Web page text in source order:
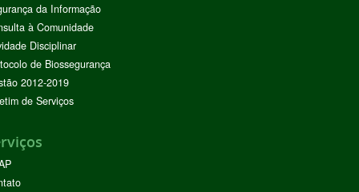
da Informação
à Comunidade
Disciplinar
de Biossegurança
2012-2019
de Serviços